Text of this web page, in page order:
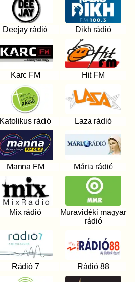
Deejay rádió Dikh rádió
Karc FM Hit FM
Katolikus rádió Laza rádió
Manna FM Mária rádió
Mix rádió
Muravidéki magyar
rádió
Rádió 7 Rádió 88